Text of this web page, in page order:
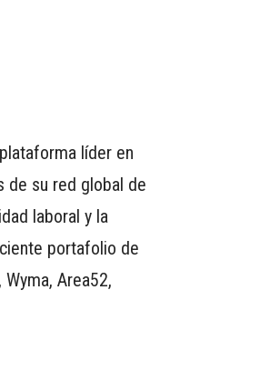
líder en
de su red global de
laboral y la
portafolio de
Area52,